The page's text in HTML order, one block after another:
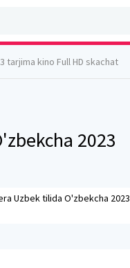
tarjima kino Full HD skachat
2023
Uzbek tilida O'zbekcha 2023